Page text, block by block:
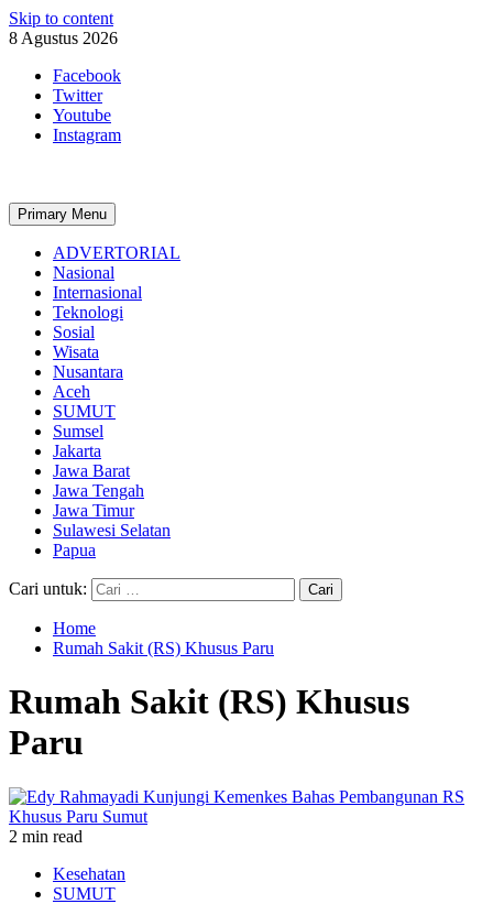
Skip to content
8 Agustus 2026
Facebook
Twitter
Youtube
Instagram
Primary Menu
ADVERTORIAL
Nasional
Internasional
Teknologi
Sosial
Wisata
Nusantara
Aceh
SUMUT
Sumsel
Jakarta
Jawa Barat
Jawa Tengah
Jawa Timur
Sulawesi Selatan
Papua
Cari untuk:
Home
Rumah Sakit (RS) Khusus Paru
Rumah Sakit (RS) Khusus
Paru
2 min read
Kesehatan
SUMUT